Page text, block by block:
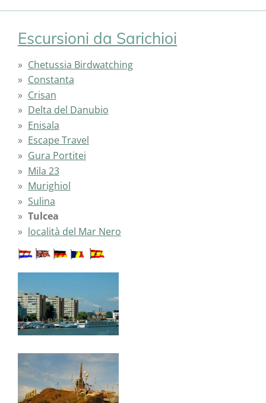
Escursioni da Sarichioi
Chetussia Birdwatching
Constanta
Crisan
Delta del Danubio
Enisala
Escape Travel
Gura Portitei
Mila 23
Murighiol
Sulina
Tulcea
località del Mar Nero